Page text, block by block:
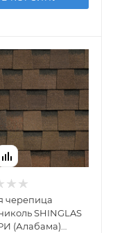
черепица
SHINGLAS
(Алабама)